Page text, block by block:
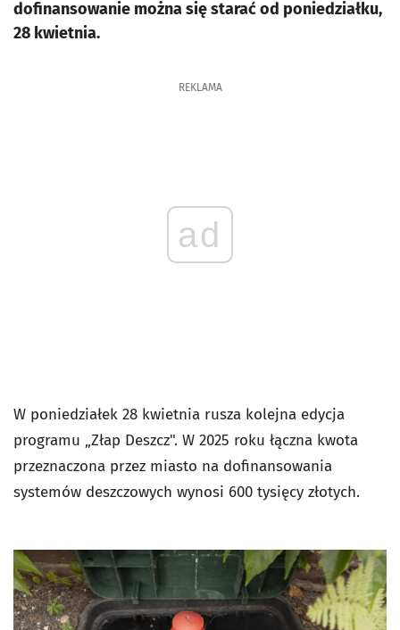
dofinansowanie można się starać od poniedziałku,
28 kwietnia.
REKLAMA
ad
W poniedziałek 28 kwietnia rusza kolejna edycja
programu „Złap Deszcz". W 2025 roku łączna kwota
przeznaczona przez miasto na dofinansowania
systemów deszczowych wynosi 600 tysięcy złotych.